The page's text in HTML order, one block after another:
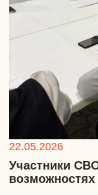
22.05.2026
Участники